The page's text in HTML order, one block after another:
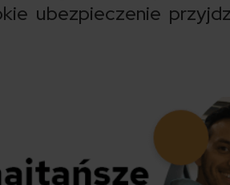
ubezpieczenie